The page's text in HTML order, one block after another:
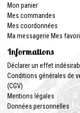
Mon panier
Mes commandes
Mes coordonnées
Ma messagerie Mes
Informations
Déclarer un effet
Conditions générales de
(CGV)
Mentions légales
Données personnelles